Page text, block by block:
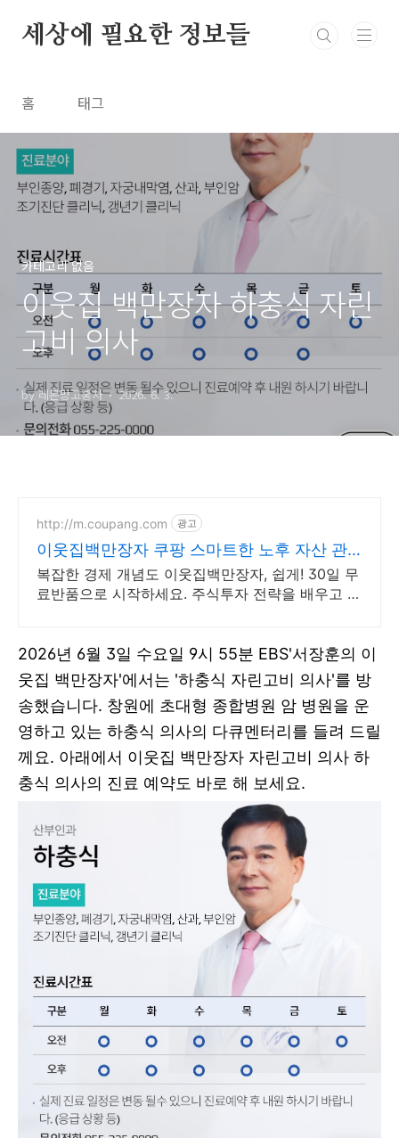
세상에 필요한 정보들
홈 태그
카테고리 없음
이웃집 백만장자 하충식 자린
고비 의사
by 레몬망고홍차 2026. 6. 3.
http://m.coupang.com 광고
이웃집백만장자 쿠팡 스마트한 노후 자산 관
리
복잡한 경제 개념도 이웃집백만장자, 쉽게! 30일 무
료반품으로 시작하세요. 주식투자 전략을 배우고 바
2026년 6월 3일 수요일 9시 55분 EBS'서장훈의 이
웃집 백만장자'에서는 '하충식 자린고비 의사'를 방
송했습니다. 창원에 초대형 종합병원 암 병원을 운
영하고 있는 하충식 의사의 다큐멘터리를 들려 드릴
께요. 아래에서 이웃집 백만장자 자린고비 의사 하
충식 의사의 진료 예약도 바로 해 보세요.